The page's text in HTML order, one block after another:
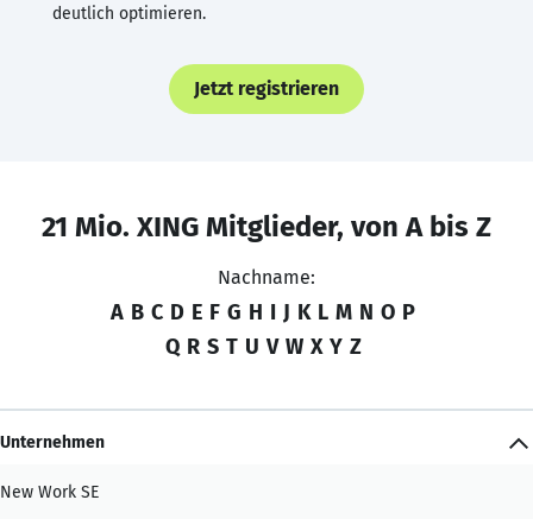
deutlich optimieren.
Jetzt registrieren
21 Mio. XING Mitglieder, von A bis Z
Nachname:
A B C D E F G H I J K L M N O P
Q R S T U V W X Y Z
Unternehmen
New Work SE